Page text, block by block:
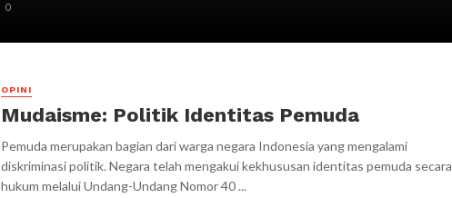
0
OPINI
Mudaisme: Politik Identitas Pemuda
Pemuda merupakan bagian dari warga negara Indonesia yang mengalami
diskriminasi politik. Negara telah mengakui kekhususan identitas pemuda secara
hukum melalui Undang-Undang Nomor 40 ...